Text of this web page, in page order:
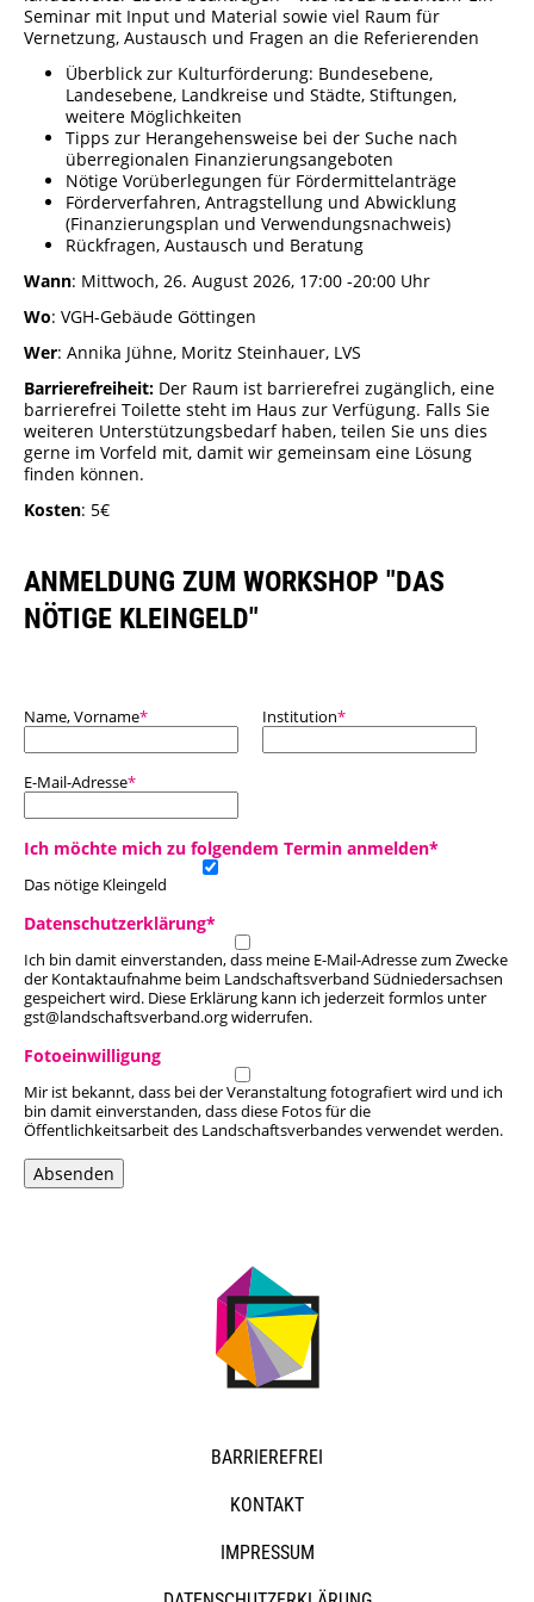
Seminar mit Input und Material sowie viel Raum für
Vernetzung, Austausch und Fragen an die Referierenden
Überblick zur Kulturförderung: Bundesebene,
Landesebene, Landkreise und Städte, Stiftungen,
weitere Möglichkeiten
Tipps zur Herangehensweise bei der Suche nach
überregionalen Finanzierungsangeboten
Nötige Vorüberlegungen für Fördermittelanträge
Förderverfahren, Antragstellung und Abwicklung
(Finanzierungsplan und Verwendungsnachweis)
Rückfragen, Austausch und Beratung
Wann: Mittwoch, 26. August 2026, 17:00 -20:00 Uhr
Wo: VGH-Gebäude Göttingen
Wer: Annika Jühne, Moritz Steinhauer, LVS
Barrierefreiheit: Der Raum ist barrierefrei zugänglich, eine
barrierefrei Toilette steht im Haus zur Verfügung. Falls Sie
weiteren Unterstützungsbedarf haben, teilen Sie uns dies
gerne im Vorfeld mit, damit wir gemeinsam eine Lösung
finden können.
Kosten: 5€
ANMELDUNG ZUM WORKSHOP "DAS
NÖTIGE KLEINGELD"
Pflichtfeld
Name, Vorname* Pflichtfeld
Institution*
Pflichtfeld
E-Mail-Adresse*
Pflichtfeld
Ich möchte mich zu folgendem Termin anmelden*
Das nötige Kleingeld
Pflichtfeld
Datenschutzerklärung*
Ich bin damit einverstanden, dass meine E-Mail-Adresse zum Zwecke
der Kontaktaufnahme beim Landschaftsverband Südniedersachsen
gespeichert wird. Diese Erklärung kann ich jederzeit formlos unter
gst@landschaftsverband.org widerrufen.
Fotoeinwilligung
Mir ist bekannt, dass bei der Veranstaltung fotografiert wird und ich
bin damit einverstanden, dass diese Fotos für die
Öffentlichkeitsarbeit des Landschaftsverbandes verwendet werden.
Absenden
BARRIEREFREI
KONTAKT
IMPRESSUM
Städtisches Museum Seesen
Städtisches Museum Hann. Münden
StadtMuseum Einbeck
Heimatmuseum Duderstadt
Stadt- und Tiermuseum Alfeld
Heimatmuseum Northeim
Heimatmuseum Moringen
Stadtmuseum Bad Gandersheim
Museum Goslar
Porzellanmuseum Schloss Fürstenberg